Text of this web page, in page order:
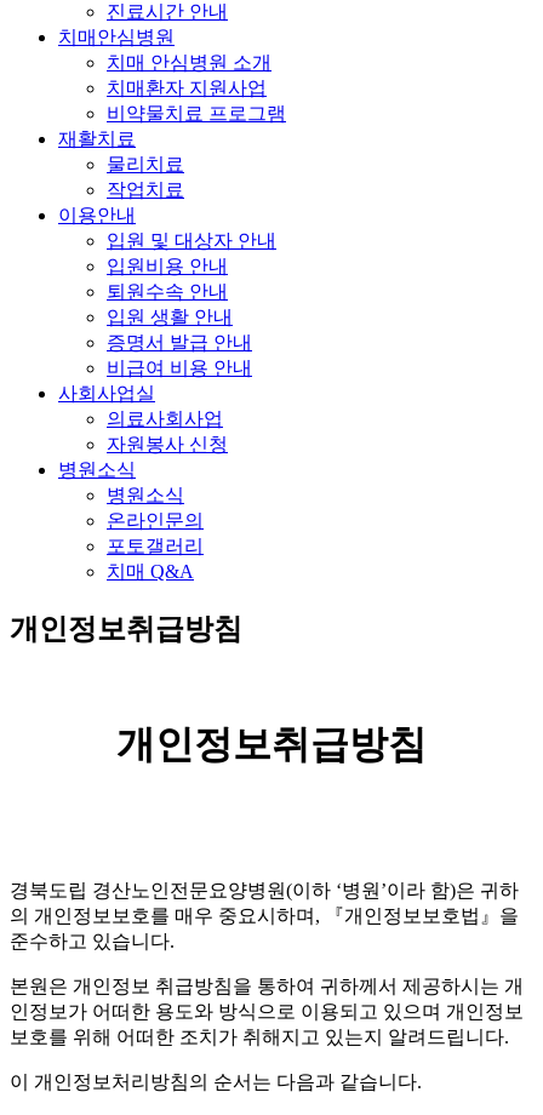
진료시간 안내
치매안심병원
치매 안심병원 소개
치매환자 지원사업
비약물치료 프로그램
재활치료
물리치료
작업치료
이용안내
입원 및 대상자 안내
입원비용 안내
퇴원수속 안내
입원 생활 안내
증명서 발급 안내
비급여 비용 안내
사회사업실
의료사회사업
자원봉사 신청
병원소식
병원소식
온라인문의
포토갤러리
치매 Q&A
개인정보취급방침
개인정보취급방침
경북도립 경산노인전문요양병원(이하 ‘병원 ’이라 함)은 귀하
의 개인정보보호를 매우 중요시하며 ,
『개인정보보호법』을
준수하고 있습니다.
본원은 개인정보 취급방침을 통하여 귀하께서 제공하시는 개
인정보가 어떠한 용도와 방식으로 이용되고 있으며 개인정보
보호를 위해 어떠한 조치가 취해지고 있는지 알려드립니다.
이 개인정보처리방침의 순서는 다음과 같습니다.